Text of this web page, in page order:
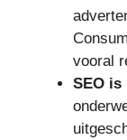
vooral
SEO is